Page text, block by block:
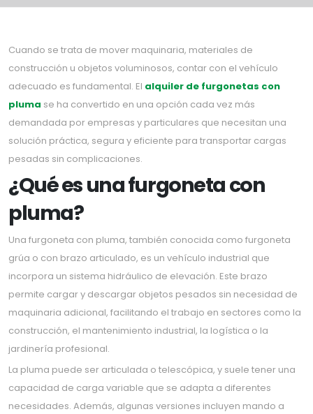
Cuando se trata de mover maquinaria, materiales de
construcción u objetos voluminosos, contar con el vehículo
adecuado es fundamental. El alquiler de furgonetas con
pluma se ha convertido en una opción cada vez más
demandada por empresas y particulares que necesitan una
solución práctica, segura y eficiente para transportar cargas
pesadas sin complicaciones.
¿Qué es una furgoneta con
pluma?
Una furgoneta con pluma, también conocida como furgoneta
grúa o con brazo articulado, es un vehículo industrial que
incorpora un sistema hidráulico de elevación. Este brazo
permite cargar y descargar objetos pesados sin necesidad de
maquinaria adicional, facilitando el trabajo en sectores como la
construcción, el mantenimiento industrial, la logística o la
jardinería profesional.
La pluma puede ser articulada o telescópica, y suele tener una
capacidad de carga variable que se adapta a diferentes
necesidades. Además, algunas versiones incluyen mando a